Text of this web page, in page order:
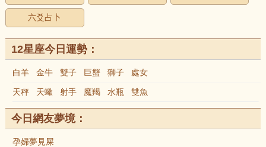
六爻占卜
12星座今日運勢：
白羊 金牛 雙子 巨蟹 獅子 處女
天秤 天蠍 射手 魔羯 水瓶 雙魚
今日網友夢境：
孕婦夢見屎